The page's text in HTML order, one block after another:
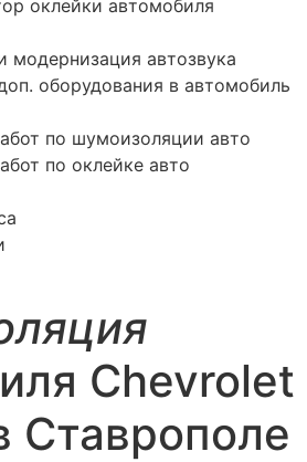
оклейки автомобиля
модернизация автозвука
оборудования в автомобиль
по шумоизоляции авто
по оклейке авто
Chevrolet
Ставрополе